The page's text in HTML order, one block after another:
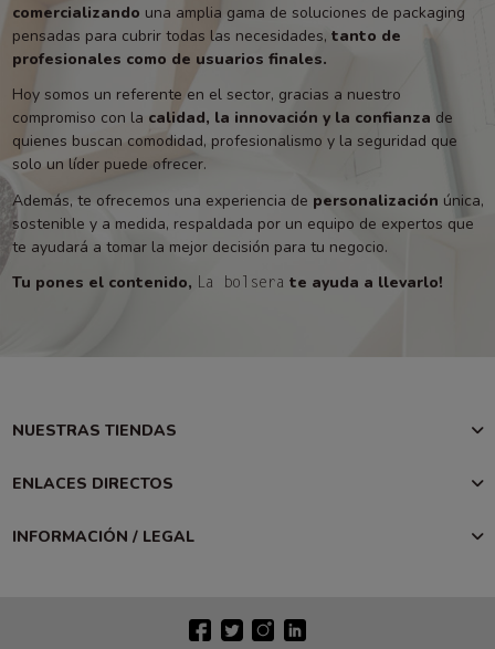
comercializando una amplia gama de soluciones de packaging
pensadas para cubrir todas las necesidades, tanto de
profesionales como de usuarios finales.
Hoy somos un referente en el sector, gracias a nuestro
compromiso con la calidad, la innovación y la confianza de
quienes buscan comodidad, profesionalismo y la seguridad que
solo un líder puede ofrecer.
Además, te ofrecemos una experiencia de personalización única,
sostenible y a medida, respaldada por un equipo de expertos que
te ayudará a tomar la mejor decisión para tu negocio.
Tu pones el contenido, La bolsera te ayuda a llevarlo!
NUESTRAS TIENDAS
ENLACES DIRECTOS
INFORMACIÓN / LEGAL